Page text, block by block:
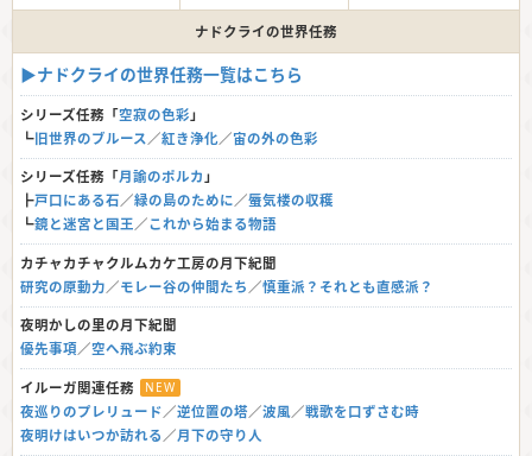
ナドクライの世界任務
▶︎ナドクライの世界任務一覧はこちら
シリーズ任務「空寂の色彩 」
┗旧世界のブルース ／紅き浄化／宙の外の色彩
シリーズ任務「月諭のポルカ」
┣戸口にある石／緑の島のために／蜃気楼の収穫
┗鏡と迷宮と国王／これから始まる物語
カチャカチャクルムカケ工房の月下紀聞
研究の原動力 ／モレー谷の仲間たち ／慎重派？それとも直感派？
夜明かしの里の月下紀聞
優先事項／空へ飛ぶ約束
イルーガ関連任務 NEW
夜巡りのプレリュード ／逆位置の塔 ／波風 ／戦歌を口ずさむ時
夜明けはいつか訪れる ／月下の守り人